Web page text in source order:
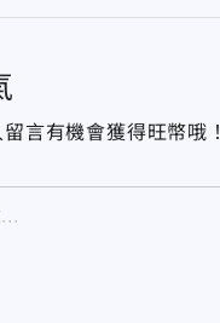
言有機會獲得旺幣哦！